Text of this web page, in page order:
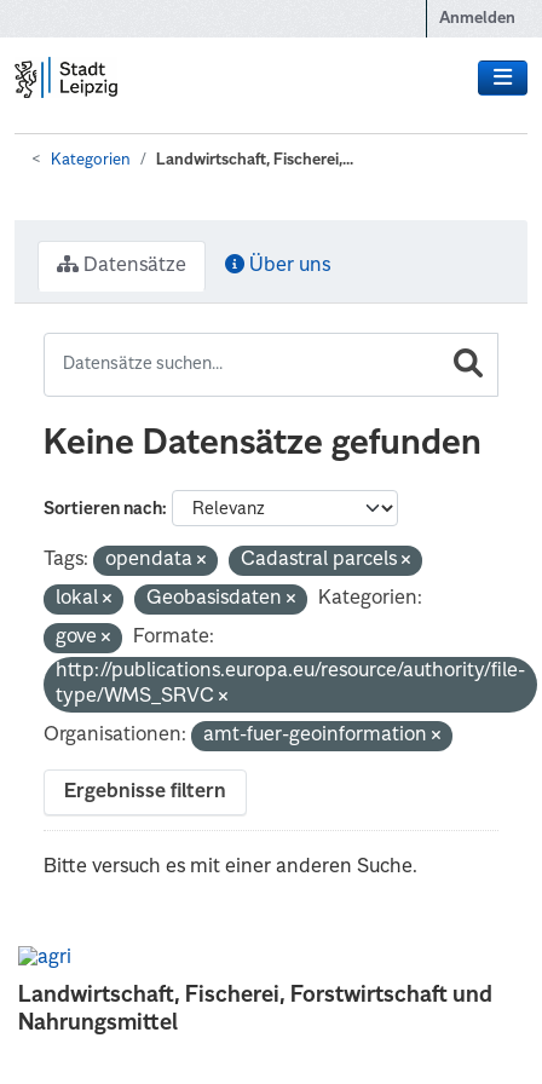
Anmelden
Kategorien Landwirtschaft, Fischerei,...
Landwirtschaft, Fischerei, Forstwirtschaft und
Nahrungsmittel
Datensätze Über uns
Keine Datensätze gefunden
Sortieren nach
Tags: opendata
Cadastral parcels
lokal
Geobasisdaten
Kategorien:
gove
Formate:
http://publications.europa.eu/resource/authority/file-
type/WMS_SRVC
Organisationen:
amt-fuer-geoinformation
Ergebnisse filtern
Bitte versuch es mit einer anderen Suche.